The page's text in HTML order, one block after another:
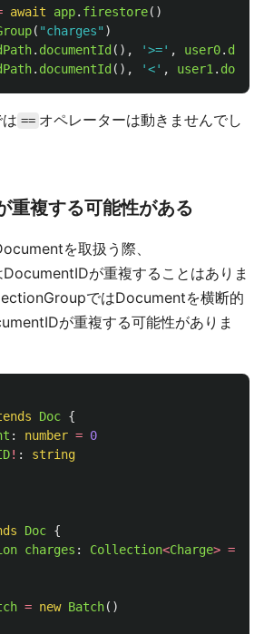
await app. firestore()
( "charges" )
. documentId (), '>=' , user0.
. documentId (), '<' , user1 .
== オペレーターは動きませんでし
複する可能性がある
を取扱う際、
が重複することはありま
ではDocumentを横断的
が重複する可能性がありま
Doc {
: number = 0
! :
string
Doc {
charges : Collection<Charge> =
= new Batch()